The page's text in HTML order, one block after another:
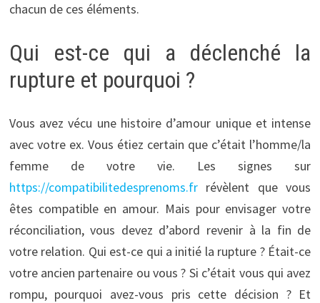
chacun de ces éléments.
Qui est-ce qui a déclenché la
rupture et pourquoi ?
Vous avez vécu une histoire d’amour unique et intense
avec votre ex. Vous étiez certain que c’était l’homme/la
femme de votre vie. Les signes sur
https://compatibilitedesprenoms.frrévèlent que vous
êtes compatible en amour. Mais pour envisager votre
réconciliation, vous devez d’abord revenir à la fin de
votre relation. Qui est-ce qui a initié la rupture ? Était-ce
votre ancien partenaire ou vous ? Si c’était vous qui avez
rompu, pourquoi avez-vous pris cette décision ? Et